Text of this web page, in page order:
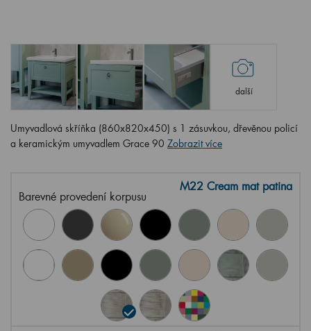
další
Umyvadlová skříňka (860x820x450) s 1 zásuvkou, dřevěnou policí
a keramickým umyvadlem Grace 90 Zobrazit více
Barevné provedení korpusu
M22 Cream mat patina